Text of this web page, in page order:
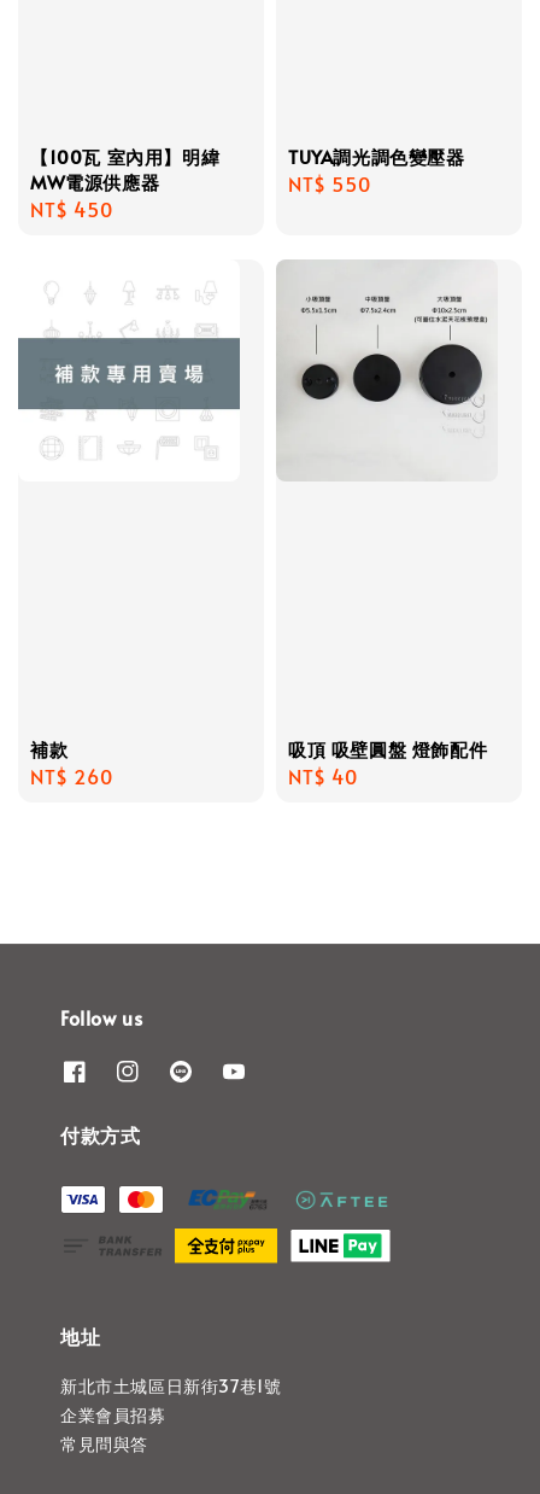
【100瓦 室內用】明緯
MW電源供應器
Regular
NT$ 450
TUYA調光調色變壓器
Regular
NT$ 550
補款
Regular
NT$ 260
吸頂 吸壁圓盤 燈飾配件
Regular
NT$ 40
Follow us
付款方式
地址
新北市土城區日新街37巷1號
企業會員招募
常見問與答